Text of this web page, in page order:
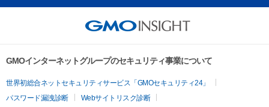
GMOインターネットグループのセキュリティ事業について
世界初総合ネットセキュリティサービス「GMOセキュリティ24」
パスワード漏洩診断
Webサイトリスク診断